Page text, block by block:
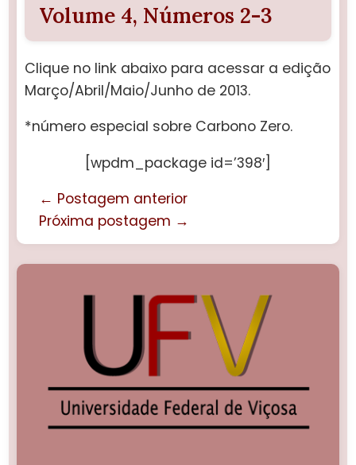
Volume 4, Números 2-3
Clique no link abaixo para acessar a edição
Março/Abril/Maio/Junho de 2013.
*número especial sobre Carbono Zero.
[wpdm_package id=’398′]
← Postagem anterior
Próxima postagem →